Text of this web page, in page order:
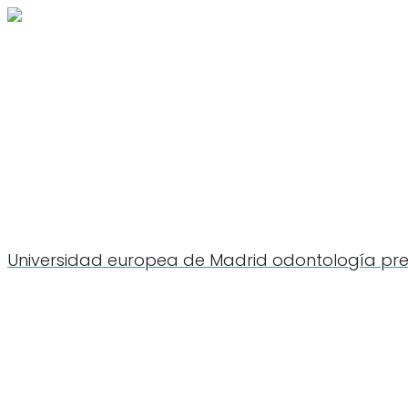
Universidad europea de Madrid odontología